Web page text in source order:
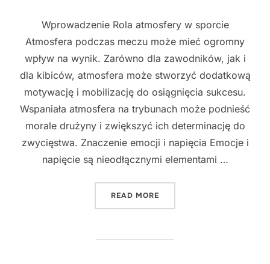
Wprowadzenie Rola atmosfery w sporcie
Atmosfera podczas meczu może mieć ogromny
wpływ na wynik. Zarówno dla zawodników, jak i
dla kibiców, atmosfera może stworzyć dodatkową
motywację i mobilizację do osiągnięcia sukcesu.
Wspaniała atmosfera na trybunach może podnieść
morale drużyny i zwiększyć ich determinację do
zwycięstwa. Znaczenie emocji i napięcia Emocje i
napięcie są nieodłącznymi elementami …
READ MORE